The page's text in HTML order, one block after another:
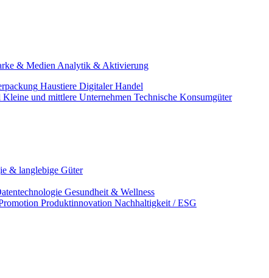
& Medien Analytik & Aktivierung
Haustiere Digitaler Handel
Kleine und mittlere Unternehmen Technische Konsumgüter
& langlebige Güter
Gesundheit & Wellness
Produktinnovation Nachhaltigkeit / ESG